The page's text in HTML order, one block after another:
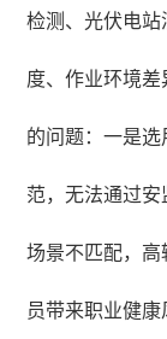
检测、光伏电
度、作业环境
的问题：一是
范，无法通过
场景不匹配，高
员带来职业健